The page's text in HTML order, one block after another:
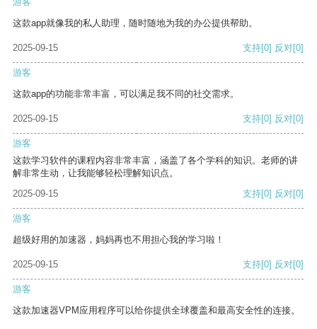
这款app就像我的私人助理，随时随地为我的办公提供帮助。
2025-09-15 支持[0] 反对[0]
游客
这款app的功能非常丰富，可以满足我不同的社交需求。
2025-09-15 支持[0] 反对[0]
游客
这款学习软件的课程内容非常丰富，涵盖了各个学科的知识。老师的讲
解非常生动，让我能够轻松理解知识点。
2025-09-15
支持[0] 反对[0]
游客
超级好用的加速器，妈妈再也不用担心我的学习啦！
2025-09-15 支持[0] 反对[0]
游客
这款加速器VPM应用程序可以给你提供全球覆盖和最高安全性的连接。